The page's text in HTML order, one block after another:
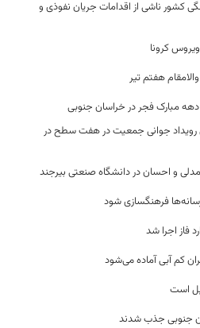
کشور ناشی از اقدامات جریان نفوذی و
کرونا
هفتم تیر
رویداد جوانی جمعیت در هفت سطح در
و احسان در دانشگاه صنعتی بیرجند
رسانه‌ها فرهنگسازی شود
اجرا شد
کم آبی آماده می‌شود
است